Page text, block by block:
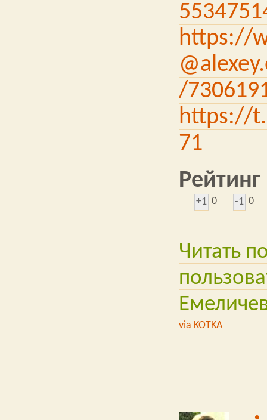
https://
/
https://
71
Рейтинг
+1 0 -1 0
Читать
via KOTKA